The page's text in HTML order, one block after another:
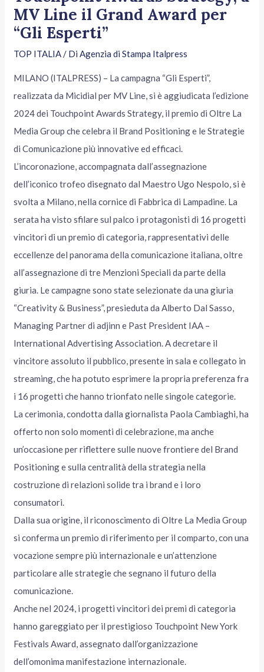
MV Line il Grand Award per
“Gli Esperti”
TOP ITALIA/ DiAgenzia di Stampa Italpress
MILANO (ITALPRESS) – La campagna “Gli Esperti”,
realizzata da Micidial per MV Line, si è aggiudicata l’edizione
2024 dei Touchpoint Awards Strategy, il premio di Oltre La
Media Group che celebra il Brand Positioning e le Strategie
di Comunicazione più innovative ed efficaci.
L’incoronazione, accompagnata dall’assegnazione
dell’iconico trofeo disegnato dal Maestro Ugo Nespolo, si è
svolta a Milano, nella cornice di Fabbrica di Lampadine. La
serata ha visto sfilare sul palco i protagonisti di 16 progetti
vincitori di un premio di categoria, rappresentativi delle
eccellenze del panorama della comunicazione italiana, oltre
all’assegnazione di tre Menzioni Speciali da parte della
giuria. Le campagne sono state selezionate da una giuria
“Creativity & Business”, presieduta da Alberto Dal Sasso,
Managing Partner di adjinn e Past President IAA –
International Advertising Association. A decretare il
vincitore assoluto il pubblico, presente in sala e collegato in
streaming, che ha potuto esprimere la propria preferenza fra
i 16 progetti che hanno trionfato nelle singole categorie.
La cerimonia, condotta dalla giornalista Paola Cambiaghi, ha
offerto non solo momenti di celebrazione, ma anche
un’occasione per riflettere sulle nuove frontiere del Brand
Positioning e sulla centralità della strategia nella
costruzione di relazioni solide tra i brand e i loro
consumatori.
Dalla sua origine, il riconoscimento di Oltre La Media Group
si conferma un premio di riferimento per il comparto, con una
vocazione sempre più internazionale e un’attenzione
particolare alle strategie che segnano il futuro della
comunicazione.
Anche nel 2024, i progetti vincitori dei premi di categoria
hanno gareggiato per il prestigioso Touchpoint New York
Festivals Award, assegnato dall’organizzazione
dell’omonima manifestazione internazionale.